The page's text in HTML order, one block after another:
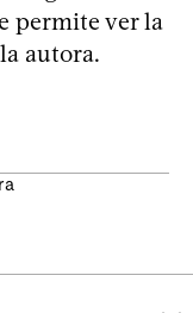
permite ver la
autora.